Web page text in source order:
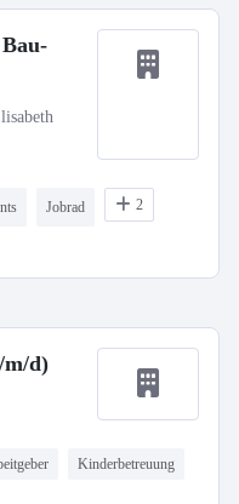
Jobrad 2
m/d)
Kinderbetreuung